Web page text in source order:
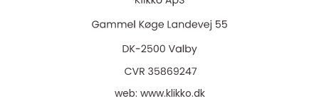
web: www.klikko.dk